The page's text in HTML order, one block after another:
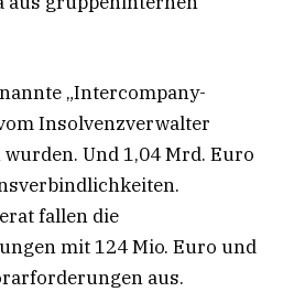
„Intercompany-
Insolvenzverwalter
Und 1,04 Mrd. Euro
fallen die
mit 124 Mio. Euro und
aus.